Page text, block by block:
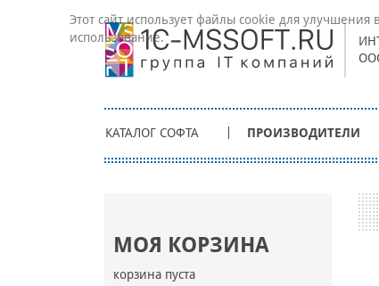
КАТАЛОГ СОФТА ПРОИЗВОДИТЕЛИ
МОЯ КОРЗИНА
корзина пуста
Этот сайт использует файлы cookie для улучшения
использование.